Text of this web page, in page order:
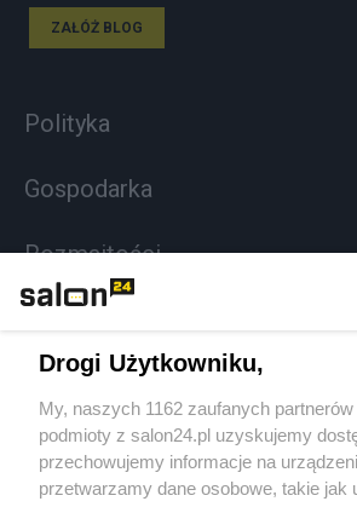
ZAŁÓŻ BLOG
Polityka
Gospodarka
Rozmaitości
Sport
Społeczeństwo
Drogi Użytkowniku,
My, naszych 1162 zaufanych
podmioty z salon24.pl uzyskujemy
przechowujemy informacje na
przetwarzamy dane osobowe, takie jak